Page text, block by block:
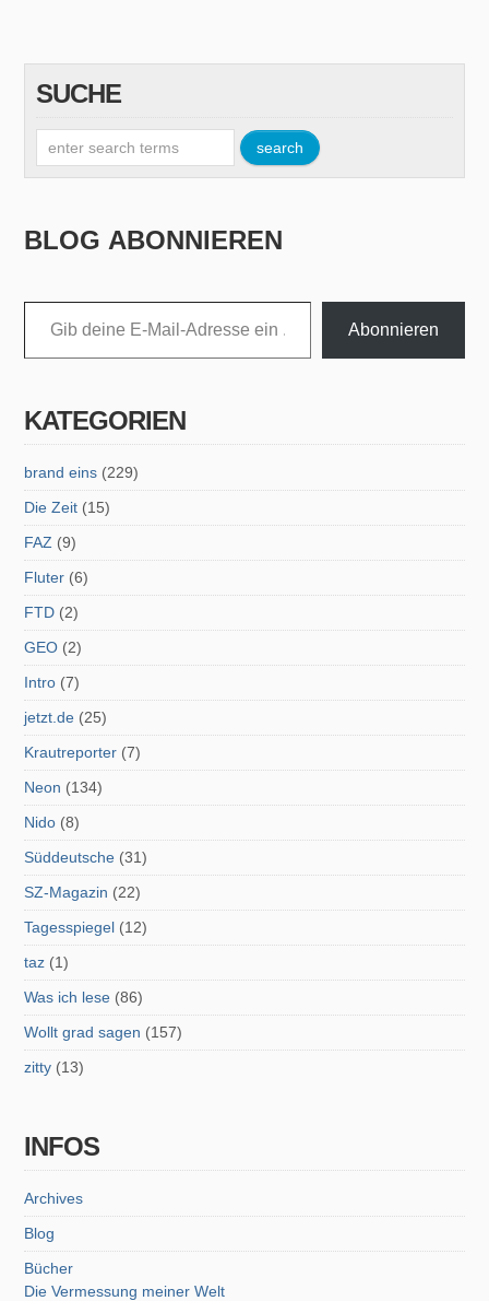
SUCHE
BLOG ABONNIEREN
Gib deine E-Mail-Adresse ein ...
Abonnieren
KATEGORIEN
brand eins (229)
Die Zeit (15)
FAZ (9)
Fluter (6)
FTD (2)
GEO (2)
Intro (7)
jetzt.de (25)
Krautreporter (7)
Neon (134)
Nido (8)
Süddeutsche (31)
SZ-Magazin (22)
Tagesspiegel (12)
taz (1)
Was ich lese (86)
Wollt grad sagen (157)
zitty (13)
INFOS
Archives
Blog
Bücher
Die Vermessung meiner Welt